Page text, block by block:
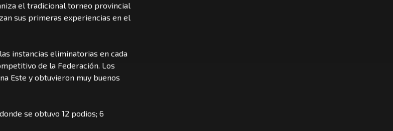
el tradicional torneo provincial
sus primeras experiencias en el
instancias eliminatorias en cada
de la Federación. Los
Este y obtuvieron muy buenos
se obtuvo 12 podios; 6